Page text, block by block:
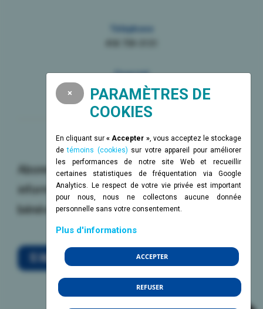
Téléphone
Courriel
[email protected]
Infolettre
Abonnez-vous à notre infolettre pour rester
informé de nos activités et offres de
bénévolat.
S'ABONNER
×
PARAMÈTRES DE
COOKIES
En cliquant sur« Accepter », vous acceptez le stockage
detémoins (cookies) sur votre appareil pour améliorer
les performances de notre site Web et recueillir
certaines statistiques de fréquentation via Google
Analytics. Le respect de votre vie privée est important
pour nous, nous ne collectons aucune donnée
personnelle sans votre consentement.
Plus d'informations
ACCEPTER
REFUSER